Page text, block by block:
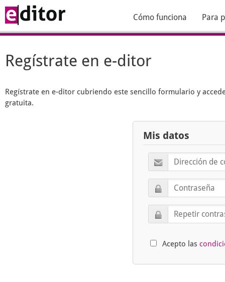
Cómo funciona Para
Regístrate en e-ditor
Regístrate en e-ditor cubriendo este sencillo formulario y
gratuita.
Mis datos
Acepto las